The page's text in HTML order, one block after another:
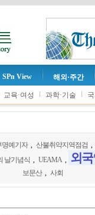
SPn View 해외·주간
교육·여성 l 과학·기술 l
명예기자 산불취약지역점검
날기념식 UEAMA 외
보문산 사회